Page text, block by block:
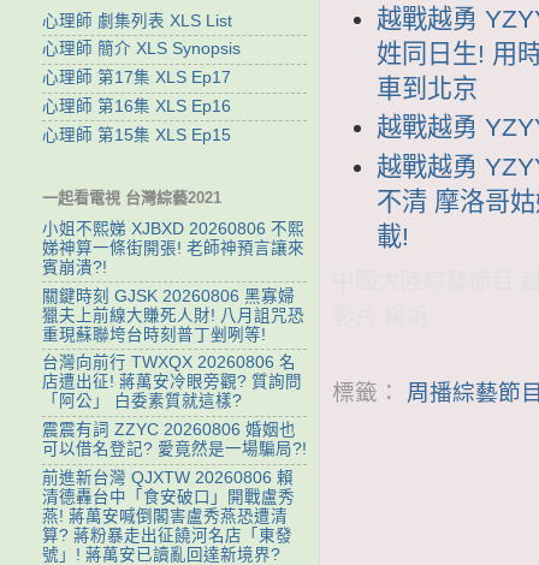
越戰越勇
姓同日生! 用
車到北京
越戰越勇
越戰越勇
不清 摩洛哥
載!
標籤： 周播綜藝節
心理師 劇集列表 XLS List
心理師 簡介 XLS Synopsis
心理師 第17集 XLS Ep17
心理師 第16集 XLS Ep16
心理師 第15集 XLS Ep15
一起看電視 台灣綜藝2021
小姐不熙娣 XJBXD 20260806 不熙
娣神算一條街開張! 老師神預言讓來
賓崩潰?!
關鍵時刻 GJSK 20260806 黑寡婦
獵夫上前線大賺死人財! 八月詛咒恐
重現蘇聯垮台時刻普丁剉咧等!
台灣向前行 TWXQX 20260806 名
店遭出征! 蔣萬安冷眼旁觀? 質詢問
「阿公」 白委素質就這樣?
震震有詞 ZZYC 20260806 婚姻也
可以借名登記? 愛竟然是一場騙局?!
前進新台灣 QJXTW 20260806 賴
清德轟台中「食安破口」開戰盧秀
燕! 蔣萬安喊倒閣害盧秀燕恐遭清
算? 蔣粉暴走出征饒河名店「東發
號」! 蔣萬安已讀亂回達新境界?